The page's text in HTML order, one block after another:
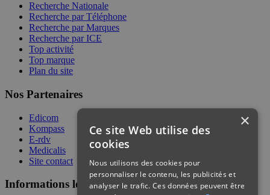
Recherche Nationale
Recherche par Téléphone
Recherche par Marques
Recherche par ICE
Top activité
Top marque
Plan du site
Nos Partenaires
Edicom
Kompass
E-rdv
Medicalis
Site contact
Informations légales
×
Ce site Web utilise des
cookies
Nous utilisons des cookies pour
personnaliser le contenu, les publicités et
analyser le trafic. Ces données peuvent être